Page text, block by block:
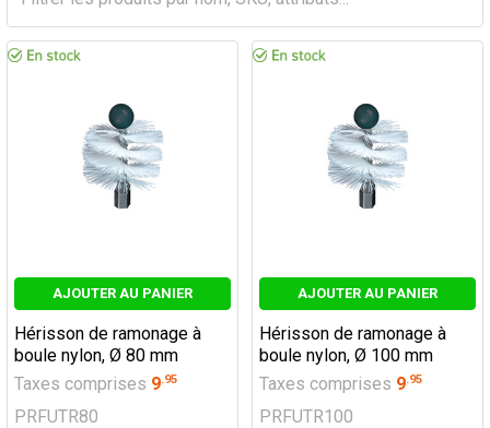
AJOUTER AU PANIER
Hérisson de ramonage à
boule nylon, Ø 80 mm
Taxes comprises 9.95
PRFUTR80
AJOUTER AU PANIER
Hérisson de ramonage à
boule nylon, Ø 100 mm
Taxes comprises 9.95
PRFUTR100